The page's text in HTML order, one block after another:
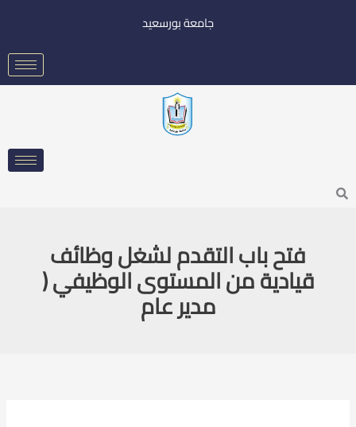
جامعة بورسعيد
Search
فتح باب التقدم لشغل وظائف
قيادية من المستوى الوظيفي (
مدير عام